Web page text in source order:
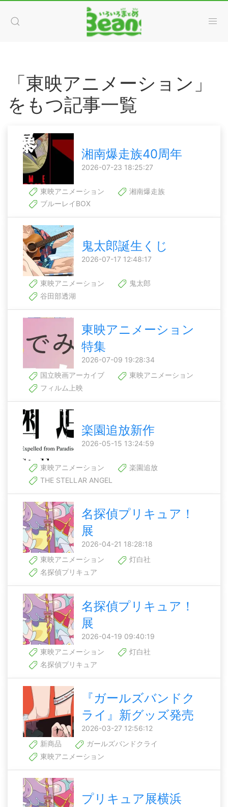
「東映アニメーション」
をもつ記事一覧
湘南爆走族40周年
2026-07-23 18:25:27
東映アニメーション
湘南爆走族
ブルーレイBOX
鬼太郎誕生くじ
2026-07-17 12:48:17
東映アニメーション
鬼太郎
谷田部透湖
東映アニメーション
特集
2026-07-09 19:28:34
国立映画アーカイブ
東映アニメーション
フィルム上映
楽園追放新作
2026-05-15 13:24:59
東映アニメーション
楽園追放
THE STELLAR ANGEL
名探偵プリキュア！
展
2026-04-21 18:28:18
東映アニメーション
灯白社
名探偵プリキュア
名探偵プリキュア！
展
2026-04-19 09:40:19
東映アニメーション
灯白社
名探偵プリキュア
『ガールズバンドク
ライ』新グッズ発売
2026-03-27 12:56:12
新商品
ガールズバンドクライ
東映アニメーション
プリキュア展横浜